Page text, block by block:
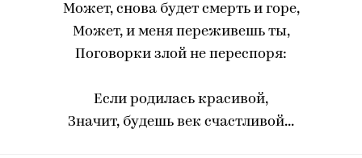
Может, снова будет смерть и горе,
Может, и меня переживешь ты,
Поговорки злой не переспоря:
Если родилась красивой,
Значит, будешь век счастливой...